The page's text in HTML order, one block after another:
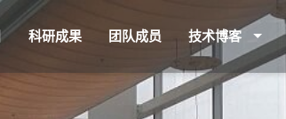
科研成果 团队成员 技术博客